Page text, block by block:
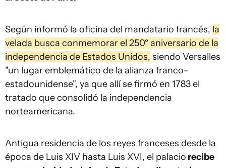
Según informó la oficina del mandatario francés, la
velada busca conmemorar el 250° aniversario de la
independencia de Estados Unidos, siendo Versalles
"un lugar emblemático de la alianza franco-
estadounidense", ya que allí se firmó en 1783 el
tratado que consolidó la independencia
norteamericana.
Antigua residencia de los reyes franceses desde la
época de Luis XIV hasta Luis XVI, el palacio recibe